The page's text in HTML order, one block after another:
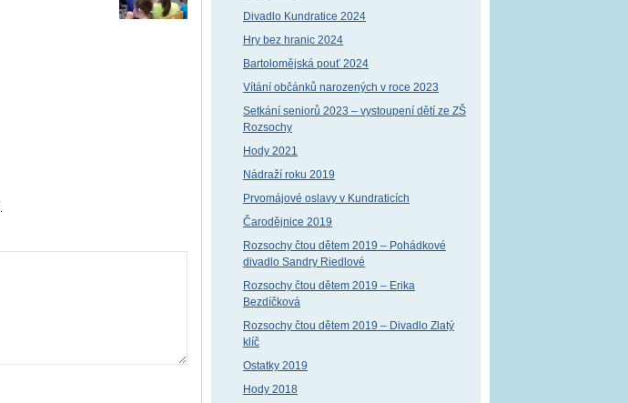
Divadlo Kundratice 2024
Hry bez hranic 2024
Bartolomějská pouť 2024
Vítání občánků narozených v roce 2023
Setkání seniorů 2023 – vystoupení dětí ze ZŠ
Rozsochy
Hody 2021
Nádraží roku 2019
Prvomájové oslavy v Kundraticích
Čarodějnice 2019
Rozsochy čtou dětem 2019 – Pohádkové
divadlo Sandry Riedlové
Rozsochy čtou dětem 2019 – Erika
Bezdíčková
Rozsochy čtou dětem 2019 – Divadlo Zlatý
klíč
Ostatky 2019
Hody 2018